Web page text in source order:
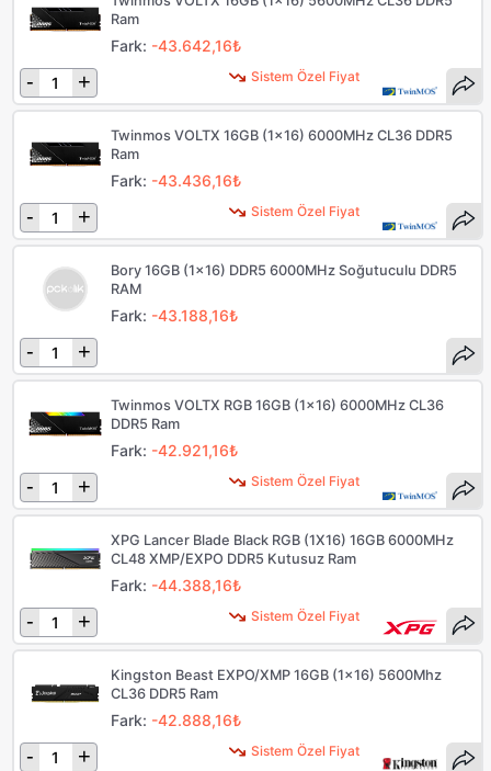
Sistem Özel Fiyat
Ram
Fark: -43.642,16₺
- +
Sistem Özel Fiyat
Twinmos VOLTX 16GB (1x16) 6000MHz CL36 DDR5
Ram
Fark: -43.436,16₺
- +
Bory 16GB (1x16) DDR5 6000MHz Soğutuculu DDR5
RAM
Fark: -43.188,16₺
- +
Sistem Özel Fiyat
Twinmos VOLTX RGB 16GB (1x16) 6000MHz CL36
DDR5 Ram
Fark: -42.921,16₺
- +
Sistem Özel Fiyat
XPG Lancer Blade Black RGB (1X16) 16GB 6000MHz
CL48 XMP/EXPO DDR5 Kutusuz Ram
Fark: -44.388,16₺
- +
Sistem Özel Fiyat
Kingston Beast EXPO/XMP 16GB (1x16) 5600Mhz
CL36 DDR5 Ram
Fark: -42.888,16₺
- +